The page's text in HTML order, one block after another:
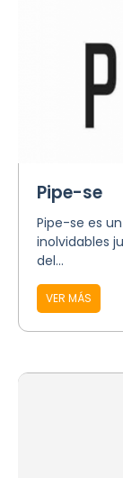
Pipe-se
Pipe-se es
inolvidables
del...
VER MÁS